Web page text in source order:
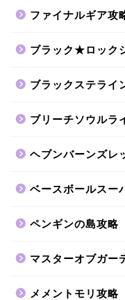
ファイナルギア攻
ブラック★ロック
ブラックステライ
ブリーチソウルラ
ヘブンバーンズレ
ベースボールスー
ペンギンの島攻略
マスターオブガー
メメントモリ攻略